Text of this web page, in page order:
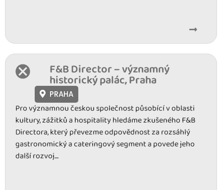
F&B Director – významný
historický palác, Praha
PRAHA
Pro významnou českou společnost působící v oblasti
kultury, zážitků a hospitality hledáme zkušeného F&B
Directora, který převezme odpovědnost za rozsáhlý
gastronomický a cateringový segment a povede jeho
další rozvoj....